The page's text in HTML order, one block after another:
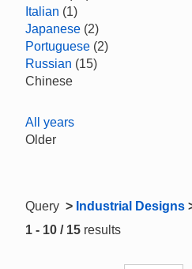
Italian (1)
Japanese (2)
Portuguese (2)
Russian (15)
Chinese
All years
Older
Query > Industrial Designs
1 - 10 / 15 results